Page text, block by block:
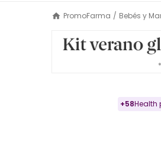
PromoFarma / Bebés y
+58Health